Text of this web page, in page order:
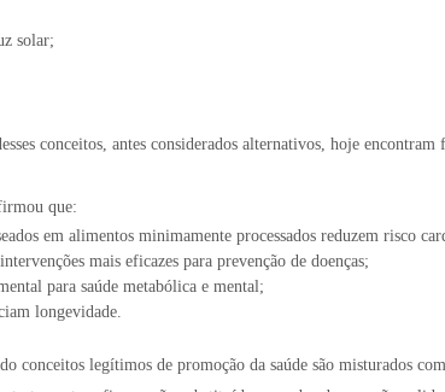
solar;
conceitos, antes considerados alternativos, hoje encontram
que:
em alimentos minimamente processados reduzem risco
mais eficazes para prevenção de doenças;
para saúde metabólica e mental;
longevidade.
conceitos legítimos de promoção da saúde são misturados